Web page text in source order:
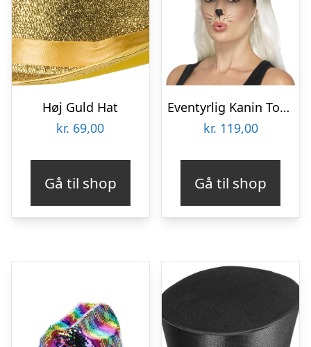
Høj Guld Hat
kr. 69,00
Gå til shop
Eventyrlig Kanin Tophat
kr. 119,00
Gå til shop